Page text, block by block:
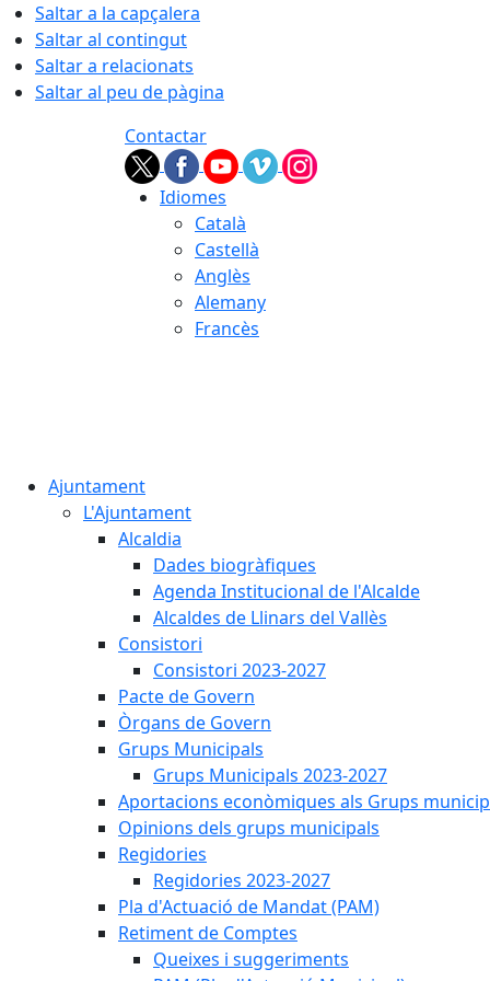
Saltar a la capçalera
Saltar al contingut
Saltar a relacionats
Saltar al peu de pàgina
Contactar
Idiomes
Català
Castellà
Anglès
Alemany
Francès
Ajuntament
L'Ajuntament
Alcaldia
Dades biogràfiques
Agenda Institucional de l'Alcalde
Alcaldes de Llinars del Vallès
Consistori
Consistori 2023-2027
Pacte de Govern
Òrgans de Govern
Grups Municipals
Grups Municipals 2023-2027
Aportacions econòmiques als Grups
Opinions dels grups municipals
Regidories
Regidories 2023-2027
Pla d'Actuació de Mandat (PAM)
Retiment de Comptes
Queixes i suggeriments